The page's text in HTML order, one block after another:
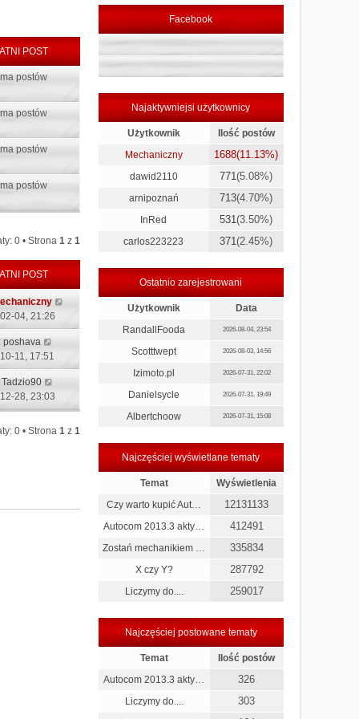
POST
postów
postów
postów
postów
0 • Strona 1z 1
POST
04, 21:26
poshava
11, 17:51
Tadzio90
28, 23:03
0 • Strona 1z 1
Facebook
Najaktywniejsi użytkownicy
Użytkownik
Ilość postów
Mechaniczny
1688(11.13%)
dawid2110 771(5.08%)
arnipoznań 713(4.70%)
InRed 531(3.50%)
carlos223223 371(2.45%)
Ostatnio zarejestrowani
Użytkownik
Data
RandallFooda
2026-08-04, 23:54
Scotttwept 2026-08-03, 14:56
Izimoto.pl 2026-07-31, 22:02
Danielsycle 2026-07-31, 19:49
Albertchoow 2026-07-31, 15:08
Najczęściej wyświetlane tematy
Temat
Wyświetlenia
Czy warto kupić Aut…
12131133
Autocom 2013.3 akty… 412491
Zostań mechanikiem … 335834
X czy Y? 287792
Liczymy do.... 259017
Najczęściej postowane tematy
Temat
Ilość postów
Autocom 2013.3 akty…
326
Liczymy do.... 303